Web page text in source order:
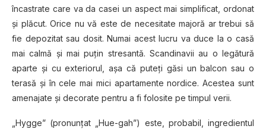
încastrate care va da casei un aspect mai simplificat, ordonat
şi plăcut. Orice nu vă este de necesitate majoră ar trebui să
fie depozitat sau dosit. Numai acest lucru va duce la o casă
mai calmă și mai puțin stresantă. Scandinavii au o legătură
aparte şi cu exteriorul, aşa că puteţi găsi un balcon sau o
terasă și în cele mai mici apartamente nordice. Acestea sunt
amenajate şi decorate pentru a fi folosite pe timpul verii.
„Hygge” (pronunţat „Hue-gah”) este, probabil, ingredientul